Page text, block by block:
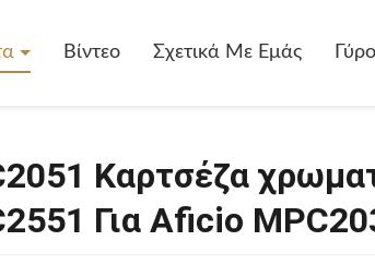
Βίντεο Σχετικά Με Εμάς
Καρτσέζα
Για Aficio